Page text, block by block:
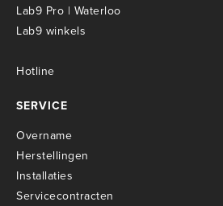
Lab9 Pro | Waterloo
Lab9 winkels
Hotline
SERVICE
Overname
Herstellingen
Installaties
Servicecontracten